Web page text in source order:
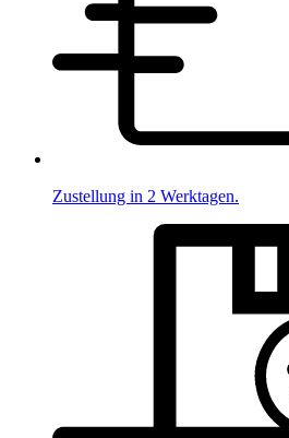
Zustellung in 2 Werktagen.